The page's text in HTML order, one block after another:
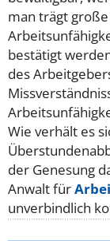
man trägt
bestätigt
des
Wie verhält es
der Genesung
Anwalt für
unverbindlich